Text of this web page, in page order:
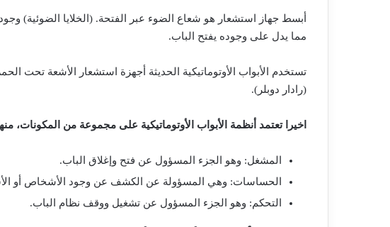
أبسط جهاز استشعار هو شعاع الضوء عبر الفتحة. (الخلايا الضوئية)
مما يدل على وجوده يفتح الباب.
تستخدم الأبواب الأوتوماتيكية الحديثة أجهزة استشعار الأشعة تحت
(رادار دوبلر).
اخيرا تعتمد أنظمة الأبواب الأوتوماتيكية على مجموعة من المكونات،
المشغل: وهو الجزء المسؤول عن فتح وإغلاق الباب.
الحساسات: وهي المسؤولة عن الكشف عن وجود الأشخاص أو
التحكم: وهو الجزء المسؤول عن تشغيل ووقف نظام الباب.